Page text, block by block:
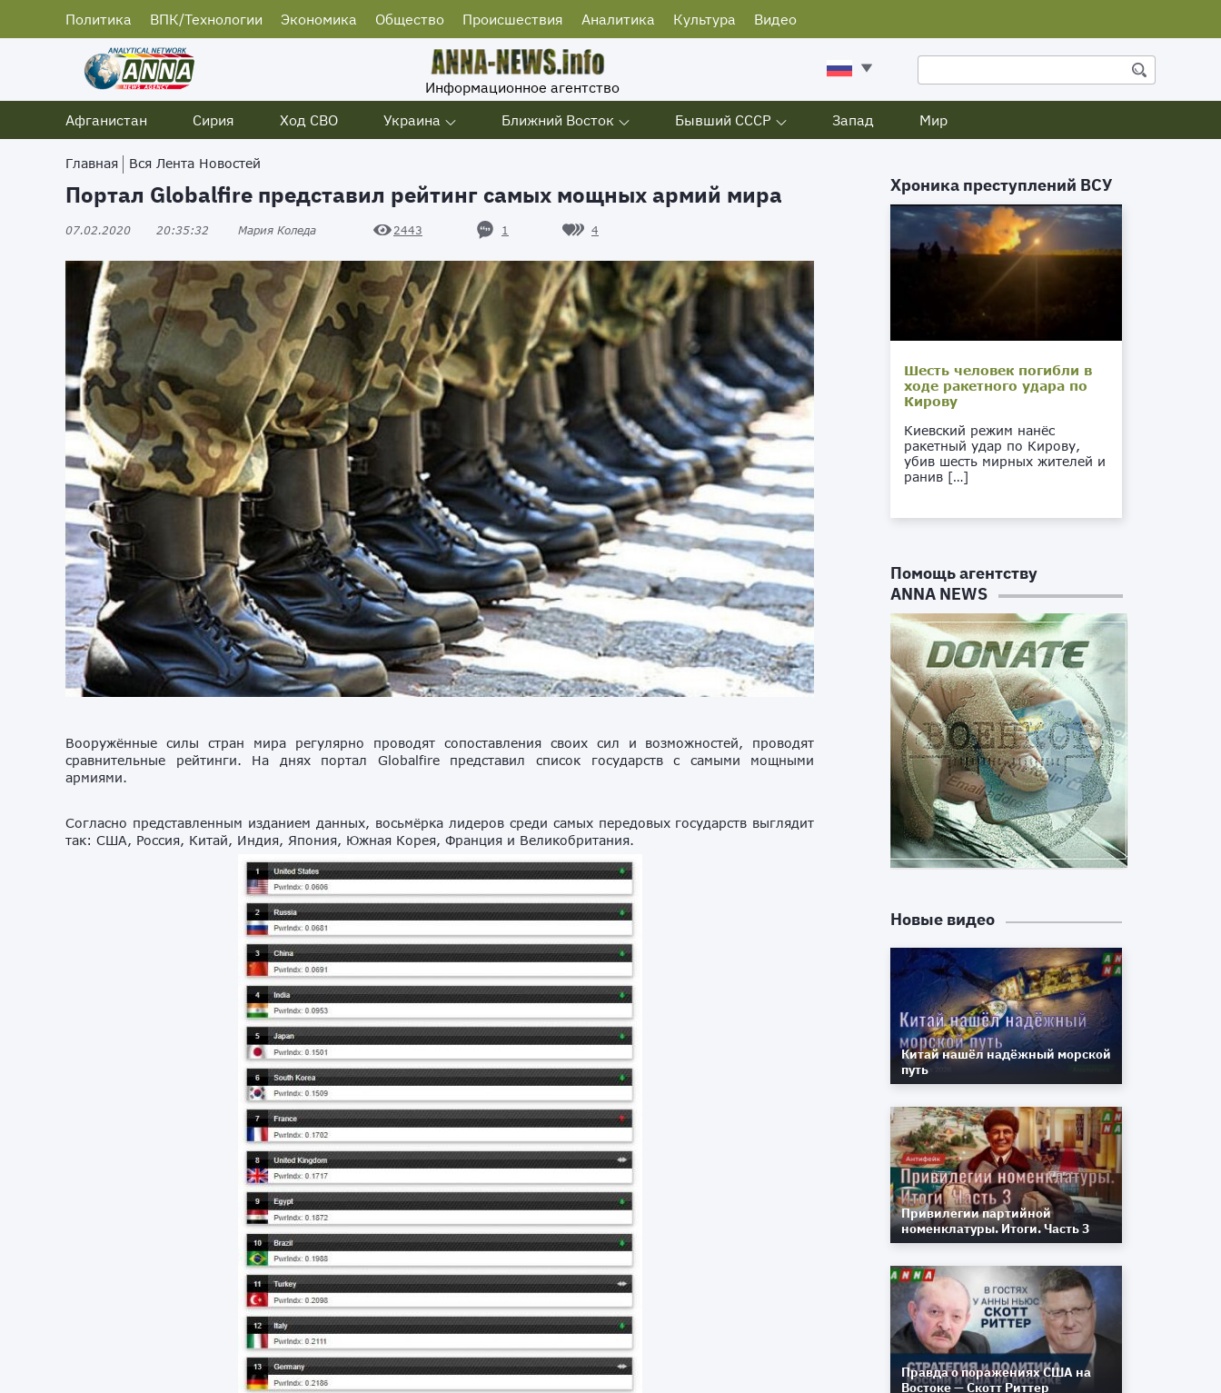
Политика ВПК/Технологии Экономика Общество Происшествия Аналитика Культура Видео
Информационное агентство
Афганистан
Сирия Ход СВО Украина Ближний Восток Бывший СССР Запад Мир
Главная Вся Лента Новостей
Портал Globalfire представил рейтинг самых мощных армий мира
07.02.2020 20:35:32 Мария Коледа 2443 1 4
Вооружённые силы стран мира регулярно проводят сопоставления своих сил и возможностей, проводят
сравнительные рейтинги. На днях портал Globalfire представил список государств с самыми мощными
армиями.
Согласно представленным изданием данных, восьмёрка лидеров среди самых передовых государств выглядит
так: США, Россия, Китай, Индия, Япония, Южная Корея, Франция и Великобритания.
Хроника преступлений ВСУ
Шесть человек погибли в
ходе ракетного удара по
Кирову
Киевский режим нанёс
ракетный удар по Кирову,
убив шесть мирных жителей и
ранив […]
Помощь агентству
ANNA NEWS
Новые видео
Китай нашёл надёжный морской
путь
Привилегии партийной
номенклатуры. Итоги. Часть 3
Правда о поражениях США на
Востоке — Скотт Риттер